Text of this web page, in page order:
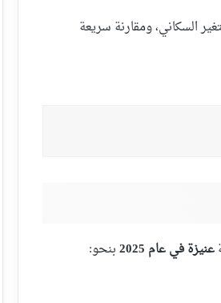
السكاني، ومقارنة سريعة
عنيزة في عام 2025 بنحو: